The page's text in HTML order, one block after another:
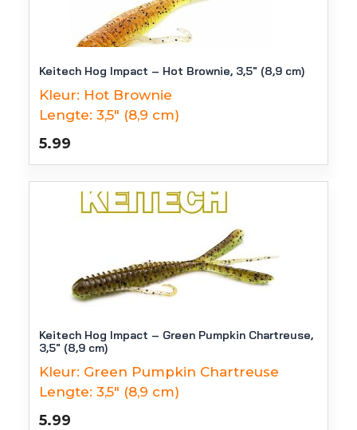
Keitech Hog Impact – Hot Brownie, 3,5″ (8,9 cm)
Kleur: Hot Brownie
Lengte: 3,5" (8,9 cm)
5.99
Keitech Hog Impact – Green Pumpkin Chartreuse,
3,5″ (8,9 cm)
Kleur: Green Pumpkin Chartreuse
Lengte: 3,5" (8,9 cm)
5.99